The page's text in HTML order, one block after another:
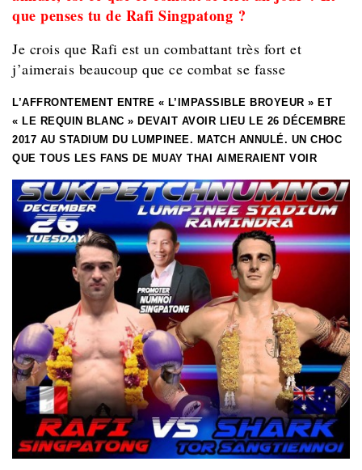
que penses tu de Rafi Singpatong ?
Je crois que Rafi est un combattant très fort et
j’aimerais beaucoup que ce combat se fasse
L’AFFRONTEMENT ENTRE « L’IMPASSIBLE BROYEUR » ET
« LE REQUIN BLANC » DEVAIT AVOIR LIEU LE 26 DÉCEMBRE
2017 AU STADIUM DU LUMPINEE. MATCH ANNULÉ. UN CHOC
QUE TOUS LES FANS DE MUAY THAI AIMERAIENT VOIR